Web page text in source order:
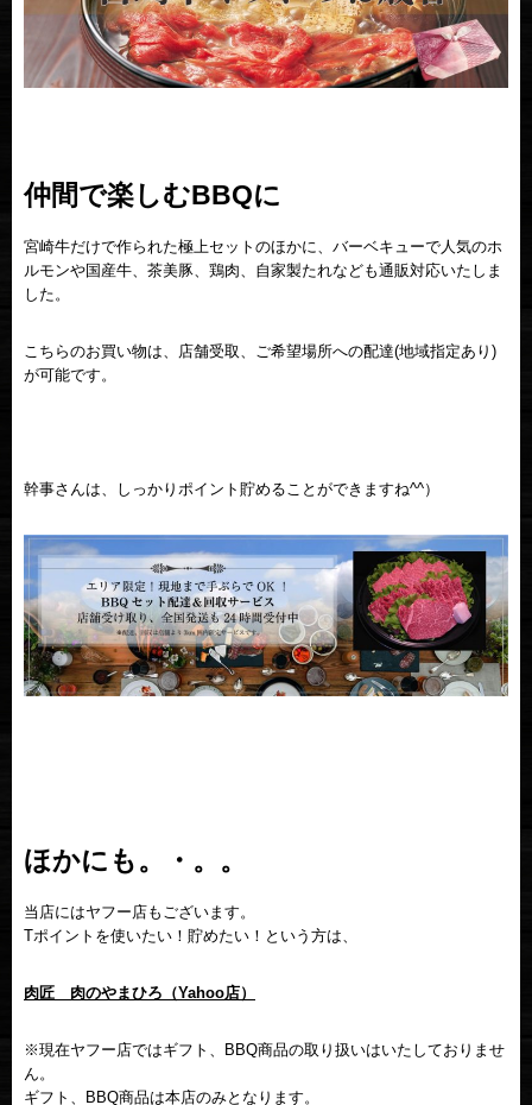
仲間で楽しむBBQに
宮崎牛だけで作られた極上セットのほかに、バーベキューで人気のホ
ルモンや国産牛、茶美豚、鶏肉、自家製たれなども通販対応いたしま
した。
こちらのお買い物は、店舗受取、ご希望場所への配達(地域指定あり)
が可能です。
幹事さんは、しっかりポイント貯めることができますね^^）
ほかにも。・。。
当店にはヤフー店もございます。
Tポイントを使いたい！貯めたい！という方は、
肉匠 肉のやまひろ（Yahoo店）
※現在ヤフー店ではギフト、BBQ商品の取り扱いはいたしておりませ
ん。
ギフト、BBQ商品は本店のみとなります。